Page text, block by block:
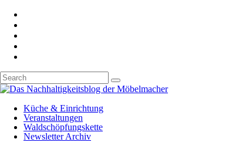
Küche & Einrichtung
Veranstaltungen
Waldschöpfungskette
Newsletter Archiv